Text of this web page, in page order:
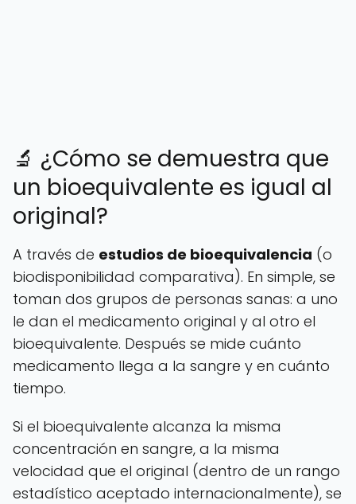
🔬 ¿Cómo se demuestra que
un bioequivalente es igual al
original?
A través de estudios de bioequivalencia (o
biodisponibilidad comparativa). En simple, se
toman dos grupos de personas sanas: a uno
le dan el medicamento original y al otro el
bioequivalente. Después se mide cuánto
medicamento llega a la sangre y en cuánto
tiempo.
Si el bioequivalente alcanza la misma
concentración en sangre, a la misma
velocidad que el original (dentro de un rango
estadístico aceptado internacionalmente), se